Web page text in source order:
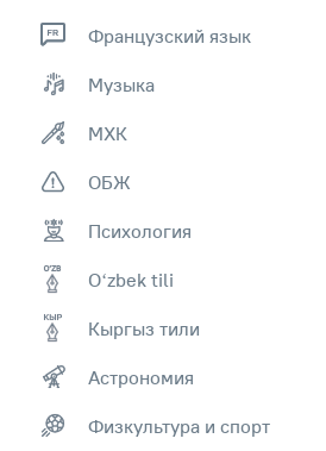
Французский язык
Музыка
МХК
ОБЖ
Психология
Оʻzbek tili
Кыргыз тили
Астрономия
Физкультура и спорт